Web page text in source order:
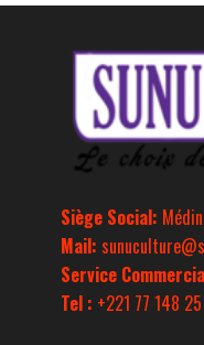
Siège Social:
Mail:
Service
Tel : +221 77 148